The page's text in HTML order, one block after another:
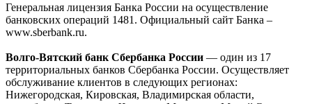
Генеральная лицензия Банка России на осуществление
банковских операций 1481. Официальный сайт Банка –
www.sberbank.ru.
Волго-Вятский банк Сбербанка России — один из 17
территориальных банков Сбербанка России. Осуществляет
обслуживание клиентов в следующих регионах:
Нижегородская, Кировская, Владимирская области,